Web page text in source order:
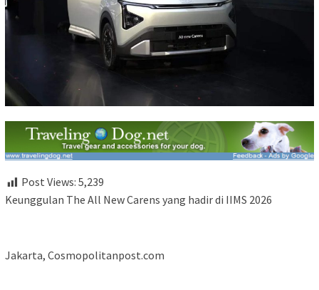
Post Views: 5,239
Keunggulan The All New Carens yang hadir di IIMS 2026
Jakarta, Cosmopolitanpost.com